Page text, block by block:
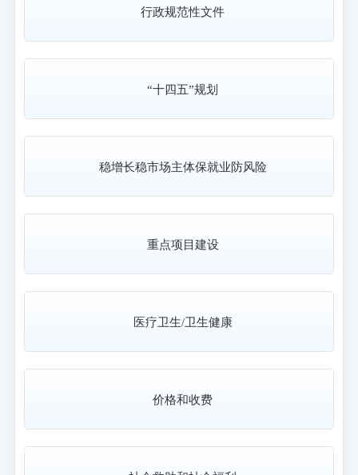
行政规范性文件
“十四五”规划
稳增长稳市场主体保就业防风险
重点项目建设
医疗卫生/卫生健康
价格和收费